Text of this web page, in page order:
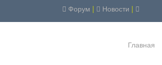
Форум | Новости |
Главная